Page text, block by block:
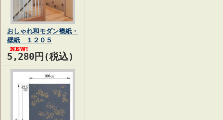
おしゃれ和モダン襖紙・
壁紙 １２０５
5,280円(税込)